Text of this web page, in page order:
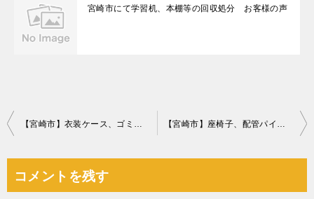
宮崎市にて学習机、本棚等の回収処分 お客様の声
投
ビ
【宮崎市】衣装ケース、ゴミ箱の回収・処分ご依頼 【宮崎市】座椅子、配管パイプ、蛇口などの金物等の回収・処分ご依頼
コメントを残す